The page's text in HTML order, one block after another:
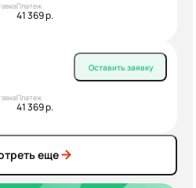
Платеж
41 369 р.
Платеж
41 369 р.
Оставить заявку
еще